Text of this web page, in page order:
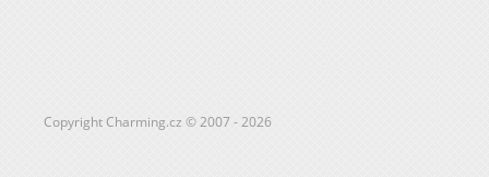
Copyright Charming.cz © 2007 - 2026